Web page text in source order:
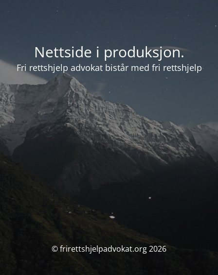
Nettside i produksjon.
Fri rettshjelp advokat bistår med fri rettshjelp
© frirettshjelpadvokat.org 2026